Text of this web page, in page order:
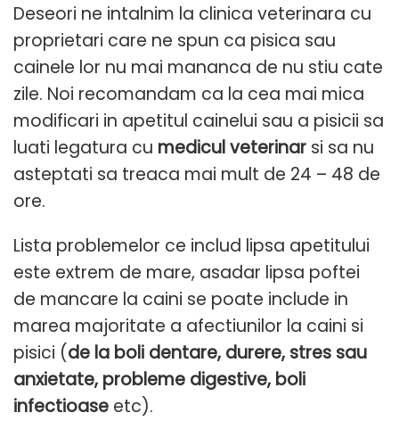
Deseori ne intalnim la clinica veterinara cu
proprietari care ne spun ca pisica sau
cainele lor nu mai mananca de nu stiu cate
zile. Noi recomandam ca la cea mai mica
modificari in apetitul cainelui sau a pisicii sa
luati legatura cu medicul veterinar si sa nu
asteptati sa treaca mai mult de 24 – 48 de
ore.
Lista problemelor ce includ lipsa apetitului
este extrem de mare, asadar lipsa poftei
de mancare la caini se poate include in
marea majoritate a afectiunilor la caini si
pisici (de la boli dentare, durere, stres sau
anxietate, probleme digestive, boli
infectioase etc).